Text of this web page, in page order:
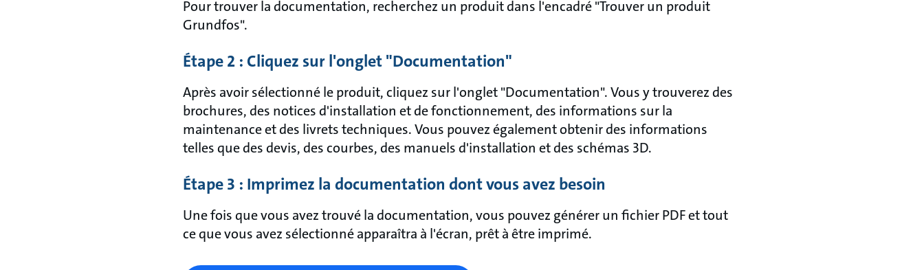
Pour trouver la documentation, recherchez un produit dans l'encadré "Trouver un produit
Grundfos".
Étape 2 : Cliquez sur l'onglet "Documentation"
Après avoir sélectionné le produit, cliquez sur l'onglet "Documentation". Vous y trouverez des
brochures, des notices d'installation et de fonctionnement, des informations sur la
maintenance et des livrets techniques. Vous pouvez également obtenir des informations
telles que des devis, des courbes, des manuels d'installation et des schémas 3D.
Étape 3 : Imprimez la documentation dont vous avez besoin
Une fois que vous avez trouvé la documentation, vous pouvez générer un fichier PDF et tout
ce que vous avez sélectionné apparaîtra à l'écran, prêt à être imprimé.